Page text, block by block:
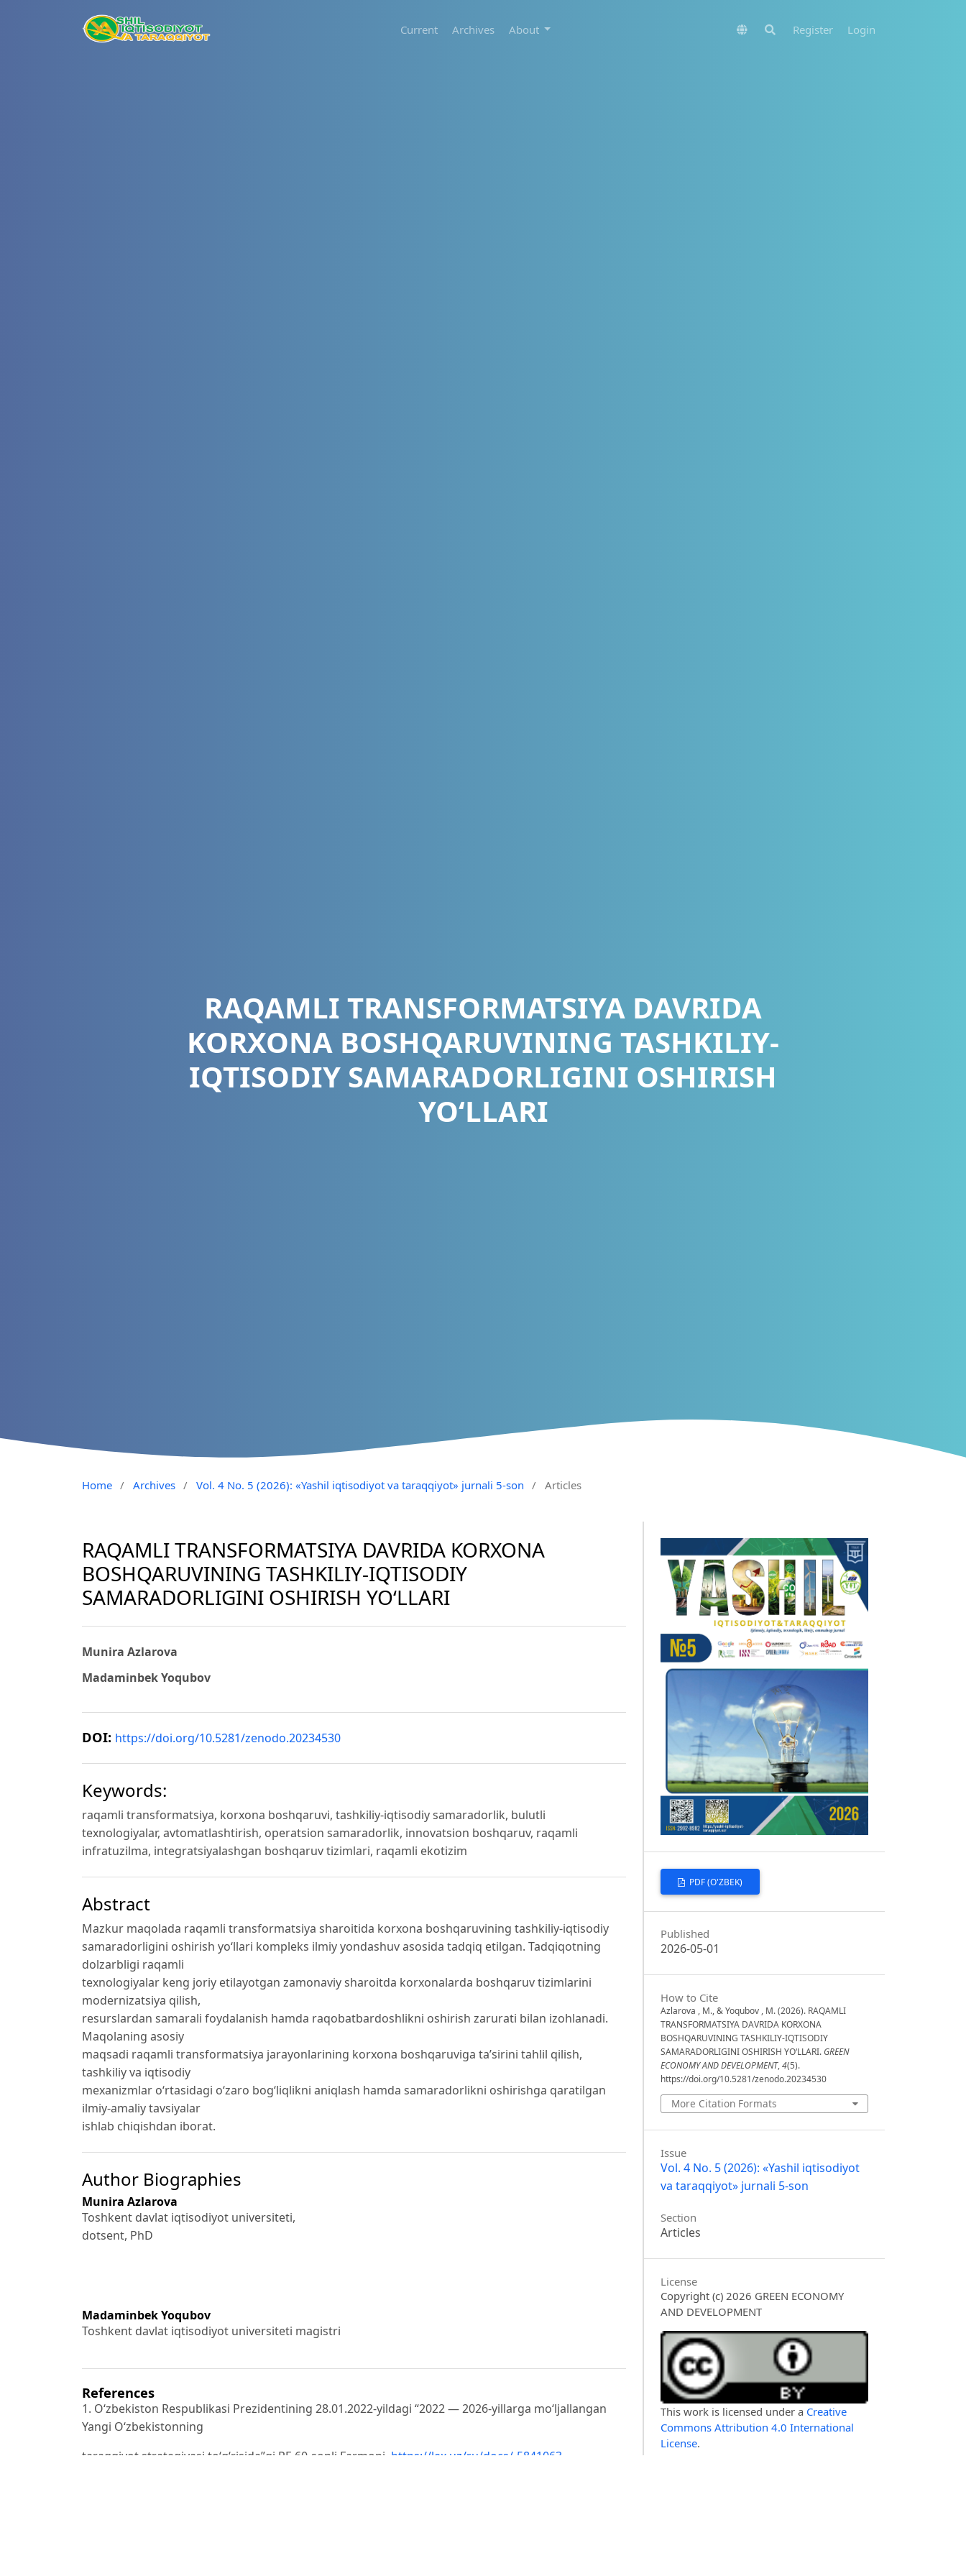
Current Archives About Register Login
RAQAMLI TRANSFORMATSIYA DAVRIDA
KORXONA BOSHQARUVINING TASHKILIY-
IQTISODIY SAMARADORLIGINI OSHIRISH
YO‘LLARI
Home / Archives / Vol. 4 No. 5 (2026): «Yashil iqtisodiyot va taraqqiyot» jurnali 5-son / Articles
RAQAMLI TRANSFORMATSIYA DAVRIDA KORXONA
BOSHQARUVINING TASHKILIY-IQTISODIY
SAMARADORLIGINI OSHIRISH YO‘LLARI
Munira Azlarova
Madaminbek Yoqubov
DOI: https://doi.org/10.5281/zenodo.20234530
Keywords:
raqamli transformatsiya, korxona boshqaruvi, tashkiliy-iqtisodiy samaradorlik, bulutli
texnologiyalar, avtomatlashtirish, operatsion samaradorlik, innovatsion boshqaruv, raqamli
infratuzilma, integratsiyalashgan boshqaruv tizimlari, raqamli ekotizim
Abstract
Mazkur maqolada raqamli transformatsiya sharoitida korxona boshqaruvining tashkiliy-iqtisodiy
samaradorligini oshirish yo‘llari kompleks ilmiy yondashuv asosida tadqiq etilgan. Tadqiqotning
dolzarbligi raqamli
texnologiyalar keng joriy etilayotgan zamonaviy sharoitda korxonalarda boshqaruv tizimlarini
modernizatsiya qilish,
resurslardan samarali foydalanish hamda raqobatbardoshlikni oshirish zarurati bilan izohlanadi.
Maqolaning asosiy
maqsadi raqamli transformatsiya jarayonlarining korxona boshqaruviga ta’sirini tahlil qilish,
tashkiliy va iqtisodiy
mexanizmlar o‘rtasidagi o‘zaro bog‘liqlikni aniqlash hamda samaradorlikni oshirishga qaratilgan
ilmiy-amaliy tavsiyalar
ishlab chiqishdan iborat.
Author Biographies
Munira Azlarova
Toshkent davlat iqtisodiyot universiteti,
dotsent, PhD
Madaminbek Yoqubov
Toshkent davlat iqtisodiyot universiteti magistri
References
1. Oʻzbekiston Respublikasi Prezidentining 28.01.2022-yildagi “2022 — 2026-yillarga moʻljallangan
Yangi Oʻzbekistonning
taraqqiyot strategiyasi toʻgʻrisida”gi PF-60-sonli Farmoni, https://lex.uz/ru/docs/-5841063
PDF (O'ZBEK)
Published
2026-05-01
How to Cite
Azlarova , M., & Yoqubov , M. (2026). RAQAMLI
TRANSFORMATSIYA DAVRIDA KORXONA
BOSHQARUVINING TASHKILIY-IQTISODIY
SAMARADORLIGINI OSHIRISH YO‘LLARI. GREEN
ECONOMY AND DEVELOPMENT,4(5).
https://doi.org/10.5281/zenodo.20234530
More Citation Formats
Issue
Vol. 4 No. 5 (2026): «Yashil iqtisodiyot
va taraqqiyot» jurnali 5-son
Section
Articles
License
Copyright (c) 2026 GREEN ECONOMY
AND DEVELOPMENT
This work is licensed under a Creative
Commons Attribution 4.0 International
License.